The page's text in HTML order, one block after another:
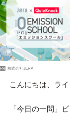
PR 株式会社JERA
こんにちは、ラ
「今日の一問」